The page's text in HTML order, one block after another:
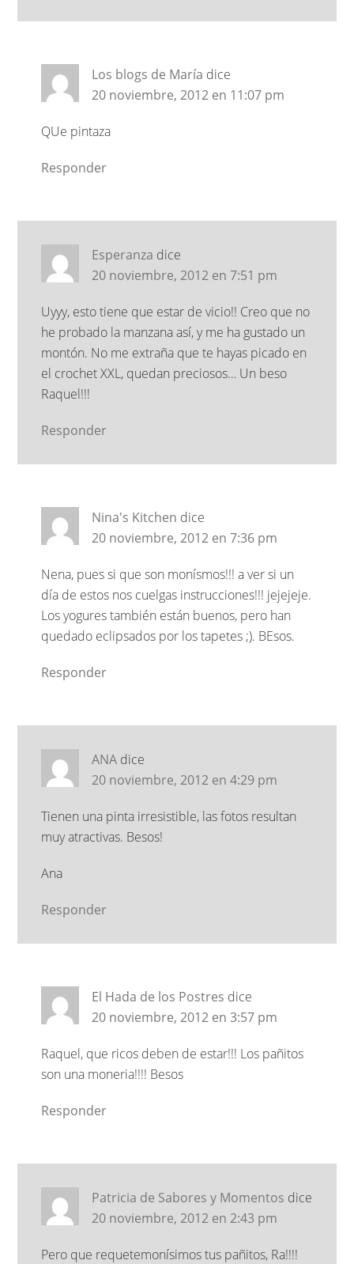
Los blogs de María dice
20 noviembre, 2012 en 11:07 pm
QUe pintaza
Responder
Esperanza dice
20 noviembre, 2012 en 7:51 pm
Uyyy, esto tiene que estar de vicio!! Creo que no
he probado la manzana así, y me ha gustado un
montón. No me extraña que te hayas picado en
el crochet XXL, quedan preciosos… Un beso
Raquel!!!
Responder
Nina's Kitchen dice
20 noviembre, 2012 en 7:36 pm
Nena, pues si que son monísmos!!! a ver si un
día de estos nos cuelgas instrucciones!!! jejejeje.
Los yogures también están buenos, pero han
quedado eclipsados por los tapetes ;). BEsos.
Responder
ANA dice
20 noviembre, 2012 en 4:29 pm
Tienen una pinta irresistible, las fotos resultan
muy atractivas. Besos!
Ana
Responder
El Hada de los Postres dice
20 noviembre, 2012 en 3:57 pm
Raquel, que ricos deben de estar!!! Los pañitos
son una moneria!!!! Besos
Responder
Patricia de Sabores y Momentos dice
20 noviembre, 2012 en 2:43 pm
Pero que requetemonísimos tus pañitos, Ra!!!!